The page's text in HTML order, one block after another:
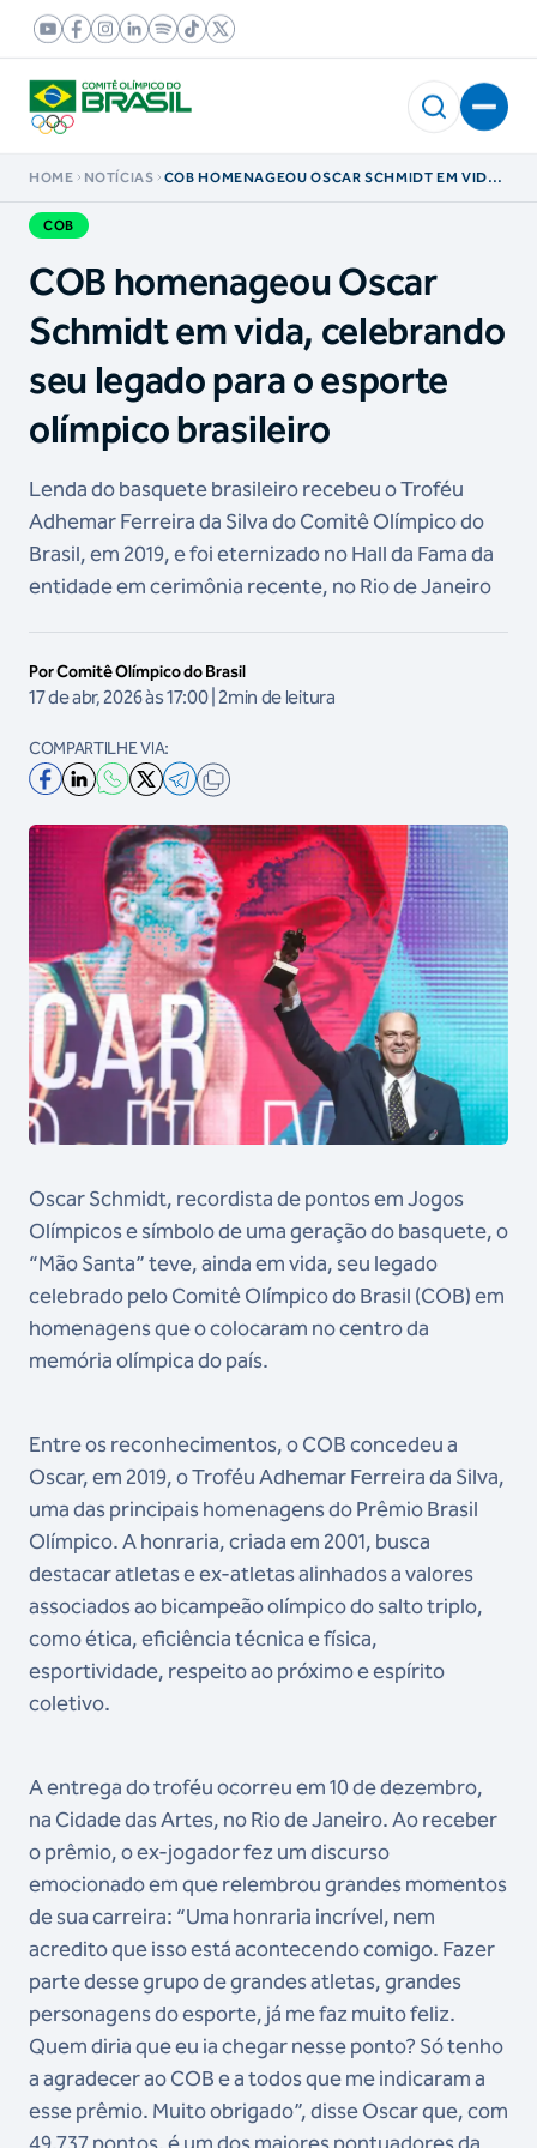
HOME NOTÍCIAS
COB HOMENAGEOU OSCAR SCHMIDT EM VIDA,
COB
COB homenageou Oscar
Schmidt em vida, celebrando
seu legado para o esporte
olímpico brasileiro
Lenda do basquete brasileiro recebeu o Troféu
Adhemar Ferreira da Silva do Comitê Olímpico do
Brasil, em 2019, e foi eternizado no Hall da Fama da
entidade em cerimônia recente, no Rio de Janeiro
Por Comitê Olímpico do Brasil
17 de abr, 2026 às 17:00 | 2min de leitura
COMPARTILHE VIA:
Oscar Schmidt, recordista de pontos em Jogos
Olímpicos e símbolo de uma geração do basquete, o
“Mão Santa” teve, ainda em vida, seu legado
celebrado pelo Comitê Olímpico do Brasil (COB) em
homenagens que o colocaram no centro da
memória olímpica do país.
Entre os reconhecimentos, o COB concedeu a
Oscar, em 2019, o Troféu Adhemar Ferreira da Silva,
uma das principais homenagens do Prêmio Brasil
Olímpico. A honraria, criada em 2001, busca
destacar atletas e ex-atletas alinhados a valores
associados ao bicampeão olímpico do salto triplo,
como ética, eficiência técnica e física,
esportividade, respeito ao próximo e espírito
coletivo.
A entrega do troféu ocorreu em 10 de dezembro,
na Cidade das Artes, no Rio de Janeiro. Ao receber
o prêmio, o ex-jogador fez um discurso
emocionado em que relembrou grandes momentos
de sua carreira: “Uma honraria incrível, nem
acredito que isso está acontecendo comigo. Fazer
parte desse grupo de grandes atletas, grandes
personagens do esporte, já me faz muito feliz.
Quem diria que eu ia chegar nesse ponto? Só tenho
a agradecer ao COB e a todos que me indicaram a
esse prêmio. Muito obrigado”, disse Oscar que, com